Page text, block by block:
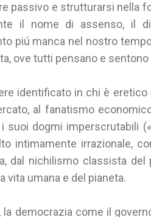
passivo e strutturarsi nella
il nome di assenso, il
piú manca nel nostro
ove tutti pensano e
identificato in chi è eretico
al fanatismo
suoi dogmi imperscrutabili
intimamente irrazionale,
dal nichilismo classista del
vita umana e del pianeta.
democrazia come il